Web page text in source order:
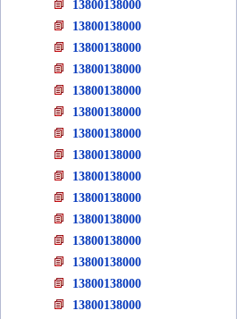
13800138000
13800138000
13800138000
13800138000
13800138000
13800138000
13800138000
13800138000
13800138000
13800138000
13800138000
13800138000
13800138000
13800138000
13800138000